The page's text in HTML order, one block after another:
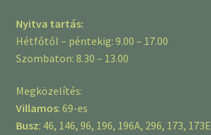
Nyitva tartás:
Hétfőtől – péntekig: 9.00 – 17.00
Szombaton: 8.30 – 13.00
Megközelítés:
Villamos: 69-es
Busz: 46, 146, 96, 196, 196A, 296, 173, 173E